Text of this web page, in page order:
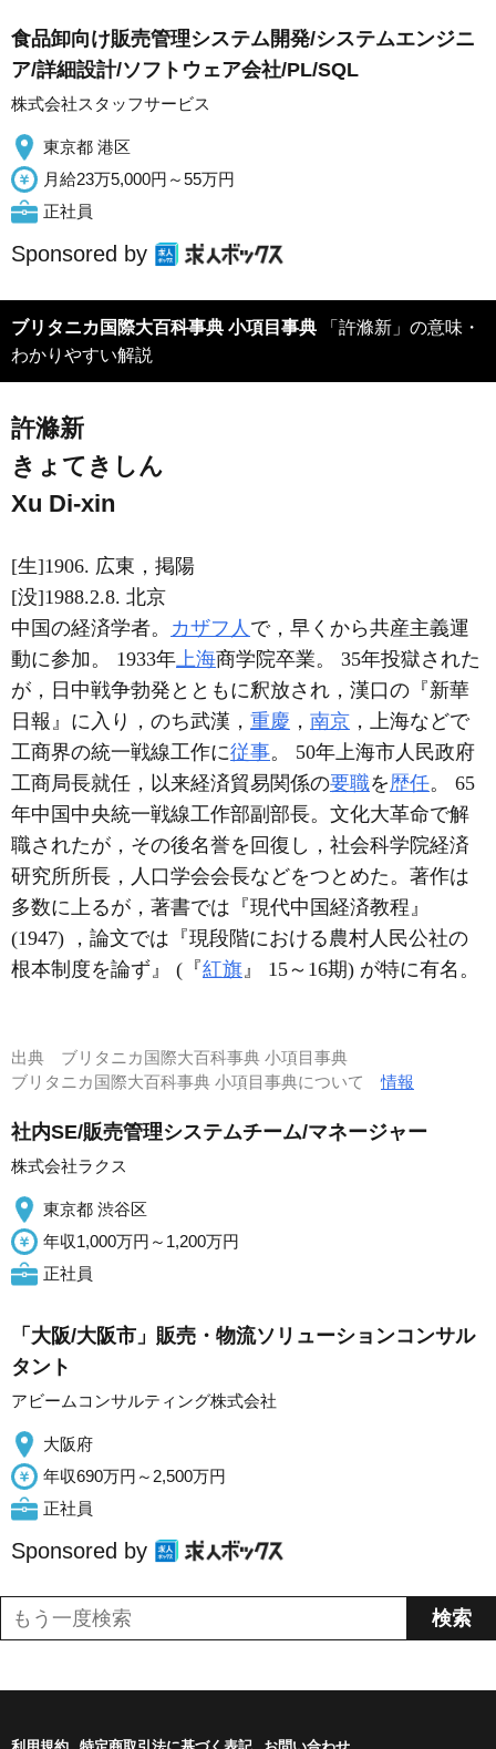
食品卸向け販売管理システム開発/システムエンジニ
ア/詳細設計/ソフトウェア会社/PL/SQL
株式会社スタッフサービス
東京都 港区
月給23万5,000円～55万円
正社員
Sponsored by
ブリタニカ国際大百科事典 小項目事典 「許滌新」の意味・
わかりやすい解説
許滌新
きょてきしん
Xu Di-xin
[生]1906. 広東，掲陽
[没]1988.2.8. 北京
中国の経済学者。 カザフ人 で，早くから共産主義運
動に参加。 1933年 上海商学院卒業。 35年投獄された
が，日中戦争勃発とともに釈放され，漢口の『新華
日報』に入り，のち武漢， 重慶 ， 南京 ，上海などで
工商界の統一戦線工作に従事。 50年上海市人民政府
工商局長就任，以来経済貿易関係の要職を歴任。 65
年中国中央統一戦線工作部副部長。文化大革命で解
職されたが，その後名誉を回復し，社会科学院経済
研究所所長，人口学会会長などをつとめた。著作は
多数に上るが，著書では『現代中国経済教程』
(1947) ，論文では『現段階における農村人民公社の
根本制度を論ず』 (『紅旗 』 15～16期) が特に有名。
出典 ブリタニカ国際大百科事典 小項目事典
ブリタニカ国際大百科事典 小項目事典について情報
社内SE/販売管理システムチーム/マネージャー
株式会社ラクス
東京都 渋谷区
年収1,000万円～1,200万円
正社員
「大阪/大阪市」販売・物流ソリューションコンサル
タント
アビームコンサルティング株式会社
大阪府
年収690万円～2,500万円
正社員
Sponsored by